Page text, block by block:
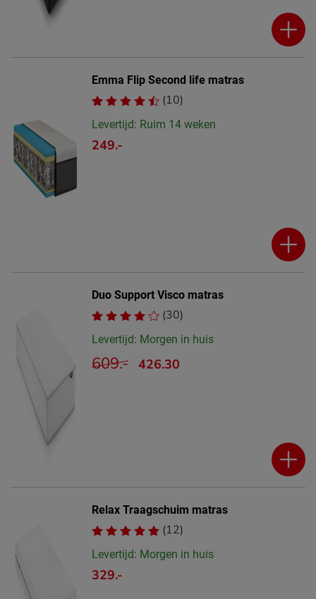
Emma Flip Second life matras
(10)
Levertijd: Ruim 14 weken
249.-
Duo Support Visco matras
(30)
Levertijd: Morgen in huis
609.- 426.30
Relax Traagschuim matras
(12)
Levertijd: Morgen in huis
329.-